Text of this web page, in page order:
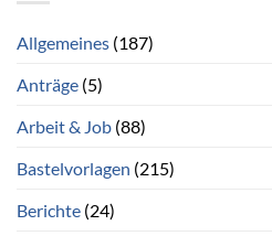
Allgemeines (187)
Anträge (5)
Arbeit & Job (88)
Bastelvorlagen (215)
Berichte (24)